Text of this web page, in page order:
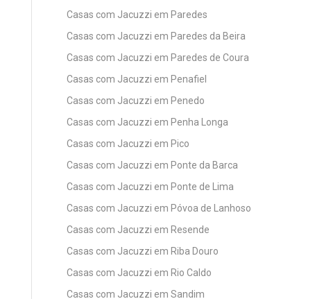
Casas com Jacuzzi em Paredes
Casas com Jacuzzi em Paredes da Beira
Casas com Jacuzzi em Paredes de Coura
Casas com Jacuzzi em Penafiel
Casas com Jacuzzi em Penedo
Casas com Jacuzzi em Penha Longa
Casas com Jacuzzi em Pico
Casas com Jacuzzi em Ponte da Barca
Casas com Jacuzzi em Ponte de Lima
Casas com Jacuzzi em Póvoa de Lanhoso
Casas com Jacuzzi em Resende
Casas com Jacuzzi em Riba Douro
Casas com Jacuzzi em Rio Caldo
Casas com Jacuzzi em Sandim